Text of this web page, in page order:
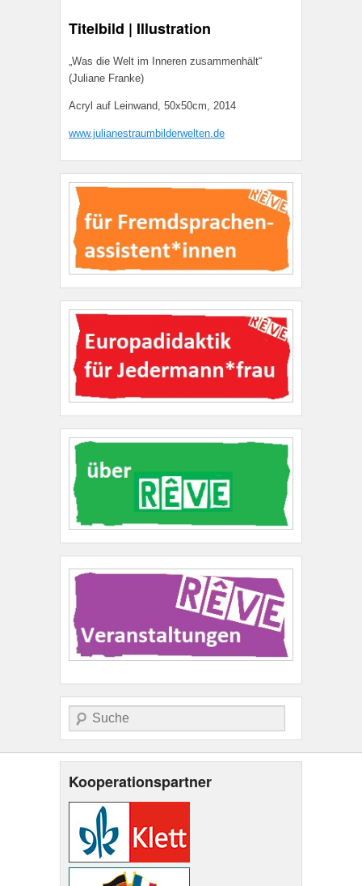
Titelbild | Illustration
„Was die Welt im Inneren zusammenhält“
(Juliane Franke)
Acryl auf Leinwand, 50x50cm, 2014
www.julianestraumbilderwelten.de
Suche
Kooperationspartner